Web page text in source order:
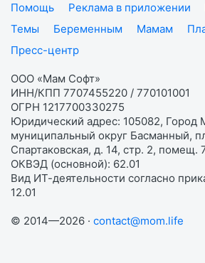
Помощь
Реклама в приложении
Темы
Беременным Мамам
Пресс-центр
ООО «Мам Софт»
ИНН/КПП 7707455220 / 770101001
ОГРН 1217700330275
Юридический адрес: 105082, Город
муниципальный округ Басманный,
Спартаковская, д. 14, стр. 2, помещ.
ОКВЭД (основной): 62.01
Вид ИТ-деятельности согласно
12.01
© 2014—2026 · contact@mom.life